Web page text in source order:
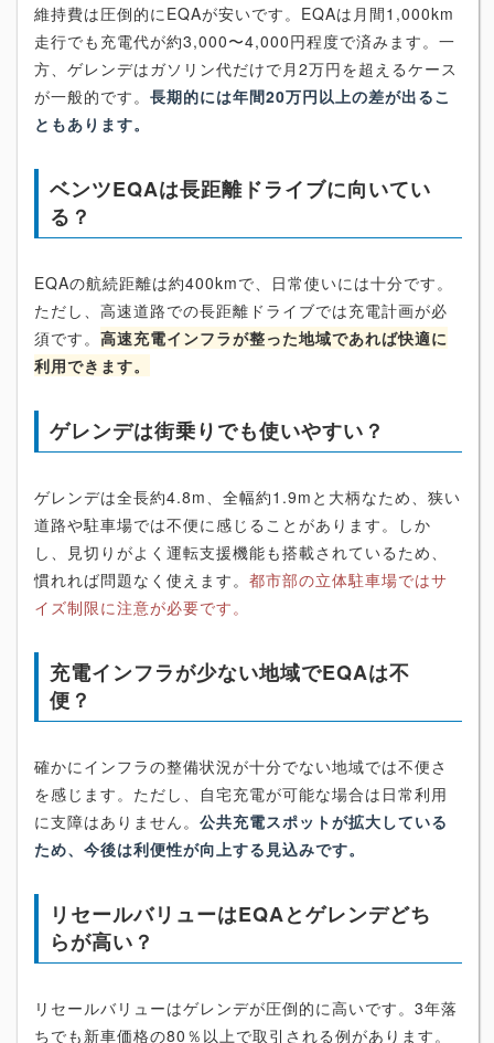
維持費は圧倒的にEQAが安いです。EQAは月間1,000km
走行でも充電代が約3,000〜4,000円程度で済みます。一
方、ゲレンデはガソリン代だけで月2万円を超えるケース
が一般的です。 長期的には年間20万円以上の差が出るこ
ともあります。
ベンツEQAは長距離ドライブに向いてい
る？
EQAの航続距離は約400kmで、日常使いには十分です。
ただし、高速道路での長距離ドライブでは充電計画が必
須です。 高速充電インフラが整った地域であれば快適に
利用できます。
ゲレンデは街乗りでも使いやすい？
ゲレンデは全長約4.8m、全幅約1.9mと大柄なため、狭い
道路や駐車場では不便に感じることがあります。しか
し、見切りがよく運転支援機能も搭載されているため、
慣れれば問題なく使えます。 都市部の立体駐車場ではサ
イズ制限に注意が必要です。
充電インフラが少ない地域でEQAは不
便？
確かにインフラの整備状況が十分でない地域では不便さ
を感じます。ただし、自宅充電が可能な場合は日常利用
に支障はありません。 公共充電スポットが拡大している
ため、今後は利便性が向上する見込みです。
リセールバリューはEQAとゲレンデどち
らが高い？
リセールバリューはゲレンデが圧倒的に高いです。3年落
ちでも新車価格の80％以上で取引される例があります。